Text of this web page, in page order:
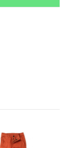
material de